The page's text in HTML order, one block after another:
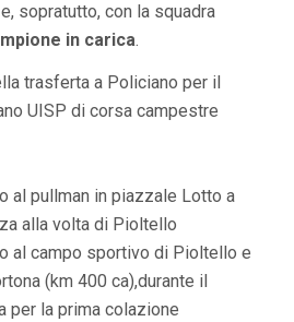
sopratutto, con la squadra
in carica.
trasferta a Policiano per il
UISP di corsa campestre
in piazzale Lotto a
alla volta di Pioltello
campo sportivo di Pioltello e
(km 400 ca),durante il
la prima colazione